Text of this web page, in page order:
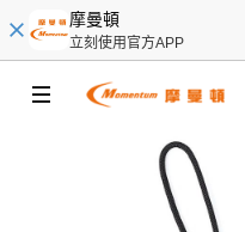
摩曼頓
立刻使用官方APP